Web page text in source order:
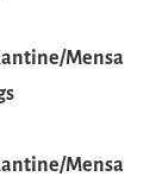
Mensa
Mensa